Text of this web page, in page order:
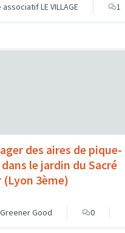
LE VILLAGE 1
des aires de pique-
le jardin du Sacré
(Lyon 3ème)
Good 0